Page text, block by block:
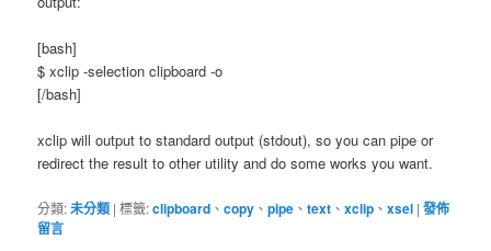
[bash]
$ xclip -selection clipboard -o
[/bash]
xclip will output to standard output (stdout), so you can pipe or
redirect the result to other utility and do some works you want.
分類:未分類 |標籤:clipboard 、copy 、pipe 、text 、xclip 、xsel |發佈
留言